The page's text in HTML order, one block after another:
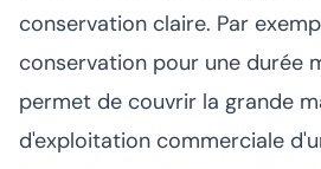
conservation claire. Par
conservation pour une durée
permet de couvrir la grande
d'exploitation commerciale